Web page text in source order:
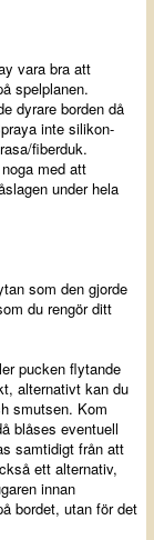
vara bra att
spelplanen.
dyrare borden då
inte silikon-
fiberduk.
med att
under hela
som den gjorde
du rengör ditt
pucken flytande
alternativt kan du
smutsen. Kom
blåses eventuell
samtidigt från att
ett alternativ,
innan
bordet, utan för det